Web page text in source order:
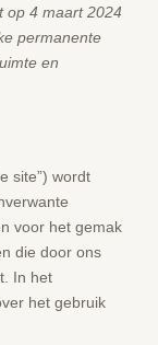
op 4 maart 2024
permanente
en
site”) wordt
voor het gemak
die door ons
In het
het gebruik